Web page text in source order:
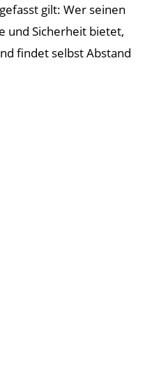
gilt: Wer seinen
und Sicherheit bietet,
findet selbst Abstand